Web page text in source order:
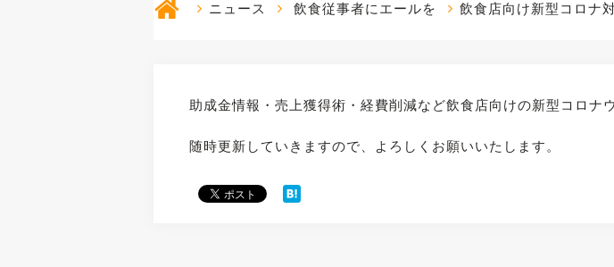
ニュース 飲食従事者にエールを 飲食店向け新型コロナ
助成金情報・売上獲得術・経費削減など飲食店向けの新型コロナ
随時更新していきますので、よろしくお願いいたします。